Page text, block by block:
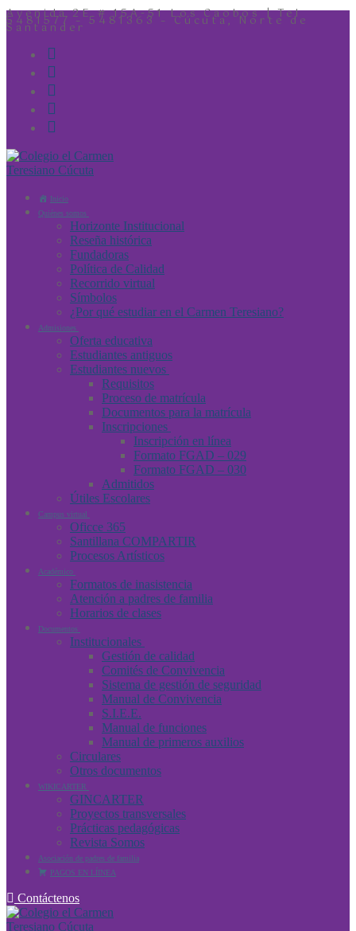
Avenida 2E # 15A-51 Los Caobos | Tel
5481577 – 5481363 – Cúcuta, Norte de
Santander
Inicio
Quiénes somos
Horizonte Institucional
Reseña histórica
Fundadoras
Política de Calidad
Recorrido virtual
Símbolos
¿Por qué estudiar en el Carmen Teresiano?
Admisiones
Oferta educativa
Estudiantes antiguos
Estudiantes nuevos
Requisitos
Proceso de matrícula
Documentos para la matrícula
Inscripciones
Inscripción en línea
Formato FGAD – 029
Formato FGAD – 030
Admitidos
Útiles Escolares
Campus virtual
Oficce 365
Santillana COMPARTIR
Procesos Artísticos
Académico
Formatos de inasistencia
Atención a padres de familia
Horarios de clases
Documentos
Institucionales
Gestión de calidad
Comités de Convivencia
Sistema de gestión de seguridad
Manual de Convivencia
S.I.E.E.
Manual de funciones
Manual de primeros auxilios
Circulares
Otros documentos
WIKICARTER
GINCARTER
Proyectos transversales
Prácticas pedagógicas
Revista Somos
Asociación de padres de familia
PAGOS EN LÍINEA
Contáctenos